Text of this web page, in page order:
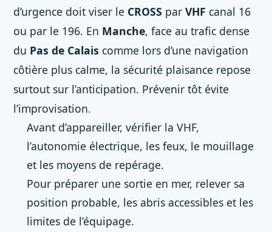
d’urgence doit viser le CROSS par VHF canal 16
ou par le 196. En Manche, face au trafic dense
du Pas de Calais comme lors d’une navigation
côtière plus calme, la sécurité plaisance repose
surtout sur l’anticipation. Prévenir tôt évite
l’improvisation.
Avant d’appareiller, vérifier la VHF,
l’autonomie électrique, les feux, le mouillage
et les moyens de repérage.
Pour préparer une sortie en mer, relever sa
position probable, les abris accessibles et les
limites de l’équipage.